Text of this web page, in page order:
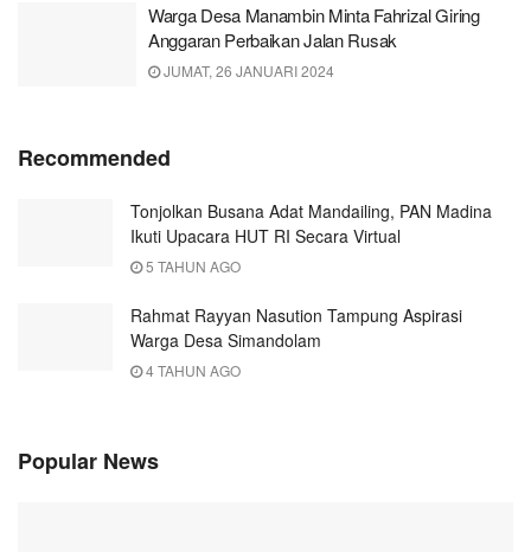
Warga Desa Manambin Minta Fahrizal Giring
Anggaran Perbaikan Jalan Rusak
JUMAT, 26 JANUARI 2024
Recommended
Tonjolkan Busana Adat Mandailing, PAN Madina
Ikuti Upacara HUT RI Secara Virtual
5 TAHUN AGO
Rahmat Rayyan Nasution Tampung Aspirasi
Warga Desa Simandolam
4 TAHUN AGO
Popular News